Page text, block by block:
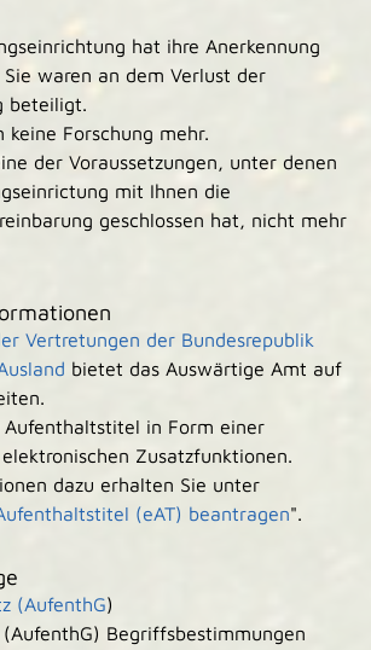
hat ihre Anerkennung
waren an dem Verlust der
beteiligt.
keine Forschung mehr.
der Voraussetzungen, unter denen
mit Ihnen die
geschlossen hat, nicht mehr
Vertretungen der Bundesrepublik
bietet das Auswärtige Amt auf
Aufenthaltstitel in Form einer
Zusatzfunktionen.
dazu erhalten Sie unter
(eAT) beantragen".
(AufenthG)
Begriffsbestimmungen